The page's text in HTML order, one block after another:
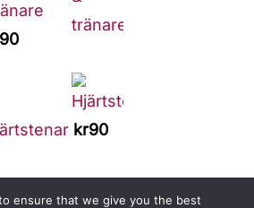
kr90
ensure that we give you the best